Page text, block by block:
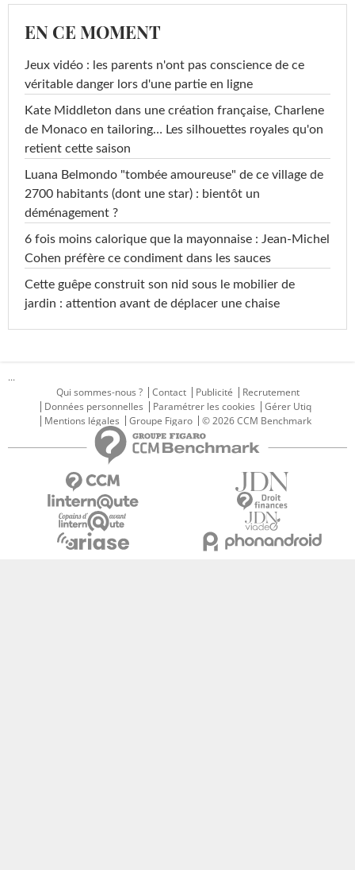
EN CE MOMENT
Jeux vidéo : les parents n'ont pas conscience de ce
véritable danger lors d'une partie en ligne
Kate Middleton dans une création française, Charlene
de Monaco en tailoring… Les silhouettes royales qu'on
retient cette saison
Luana Belmondo "tombée amoureuse" de ce village de
2700 habitants (dont une star) : bientôt un
déménagement ?
6 fois moins calorique que la mayonnaise : Jean-Michel
Cohen préfère ce condiment dans les sauces
Cette guêpe construit son nid sous le mobilier de
jardin : attention avant de déplacer une chaise
...
Qui sommes-nous ?
Contact Publicité
Recrutement
Données personnelles
Paramétrer les cookies
Gérer Utiq
Mentions légales
Groupe Figaro © 2026 CCM Benchmark